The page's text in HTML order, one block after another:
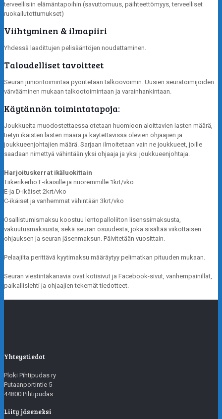
terveellisiin elämäntapoihin (savuttomuus, päihteettömyys, terveelliset
ruokailutottumukset)
Viihtyminen & ilmapiiri
Yhdessä laadittujen pelisääntöjen noudattaminen.
Taloudelliset tavoitteet
Seuran junioritoimintaa pyöritetään talkoovoimin. Uusien seuratoimijoiden
värvääminen mukaan talkootoimintaan ja varainhankintaan.
Käytännön toimintatapoja:
Joukkueita muodostettaessa otetaan huomioon aloittavien lasten määrä,
tietyn ikäisten lasten määrä ja käytettävissä olevien ohjaajien ja
joukkueenjohtajien määrä. Sarjaan ilmoitetaan vain ne joukkueet, joille
saadaan nimettyä vähintään yksi ohjaaja ja yksi joukkueenjohtaja.
Harjoituskerrat ikäluokittain
Tiikerikerho F-ikäisille ja nuoremmille 1krt/vko
E-ja D-ikäiset 2krt/vko
C-ikäiset ja vanhemmat vähintään 3krt/vko
Osallistumismaksu koostuu lentopalloliiton lisenssimaksusta,
vakuutusmaksusta, sekä seuran osuudesta, joka sisältää viikottaisen
ohjauksen ja seuran jäsenmaksun. Päivitetään vuosittain.
Pelaajilta perittävä kyytimaksu määräytyy pelimatkan pituuden mukaan.
Seuran viestintäkanavia ovat kotisivut ja Facebook-sivut, vanhempainillat,
paikallislehti ja ohjaajien tekemät tiedotteet.
Yhteystiedot
Ploki Pihtipudas ry
Putaanportintie 5
44800 Pihtipudas
Liity jäseneksi